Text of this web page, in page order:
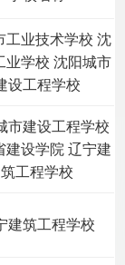
工业技术学校 沈
业学校 沈阳城市
设工程学校
市建设工程学校
建设学院 辽宁建
筑工程学校
建筑工程学校